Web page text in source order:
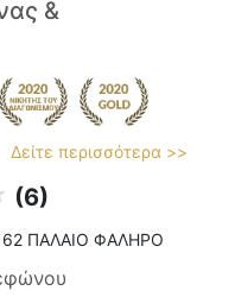
&
Δείτε περισσότερα >>
(6)
62 ΠΑΛΑΙΟ ΦΑΛΗΡΟ